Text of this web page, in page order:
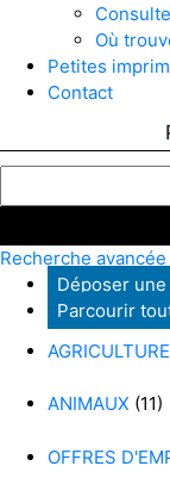
Où
Petites
Contact
Recherche avancée
Déposer
Parcourir
ANIMAUX (11)
OFFRES